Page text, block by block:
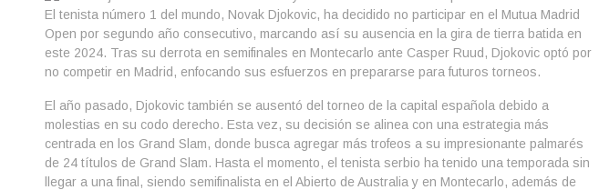
El tenista número 1 del mundo, Novak Djokovic, ha decidido no participar en el Mutua Madrid
Open por segundo año consecutivo, marcando así su ausencia en la gira de tierra batida en
este 2024. Tras su derrota en semifinales en Montecarlo ante Casper Ruud, Djokovic optó por
no competir en Madrid, enfocando sus esfuerzos en prepararse para futuros torneos.
El año pasado, Djokovic también se ausentó del torneo de la capital española debido a
molestias en su codo derecho. Esta vez, su decisión se alinea con una estrategia más
centrada en los Grand Slam, donde busca agregar más trofeos a su impresionante palmarés
de 24 títulos de Grand Slam. Hasta el momento, el tenista serbio ha tenido una temporada sin
llegar a una final, siendo semifinalista en el Abierto de Australia y en Montecarlo, además de